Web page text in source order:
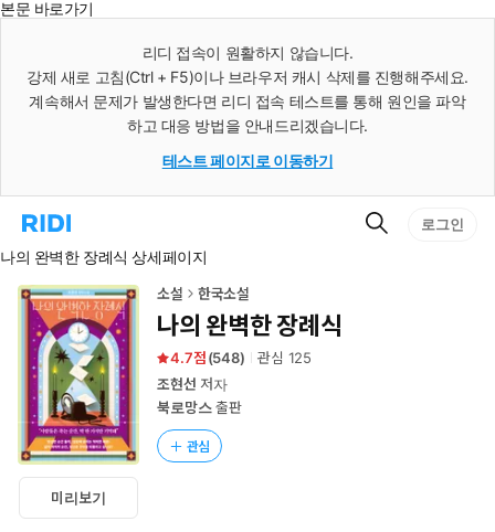
본문 바로가기
리디 접속이 원활하지 않습니다.
강제 새로 고침(Ctrl + F5)이나 브라우저 캐시 삭제를 진행해주세요.
계속해서 문제가 발생한다면 리디 접속 테스트를 통해 원인을 파악
하고 대응 방법을 안내드리겠습니다.
테스트 페이지로 이동하기
리
홈
로
이
동
검
로그인
나의 완벽한 장례식 상세페이지
미리보기
소설 한국소설
나의 완벽한 장례식
4.7 (548) 관심 125
조현선 저자
북로망스출판
관심